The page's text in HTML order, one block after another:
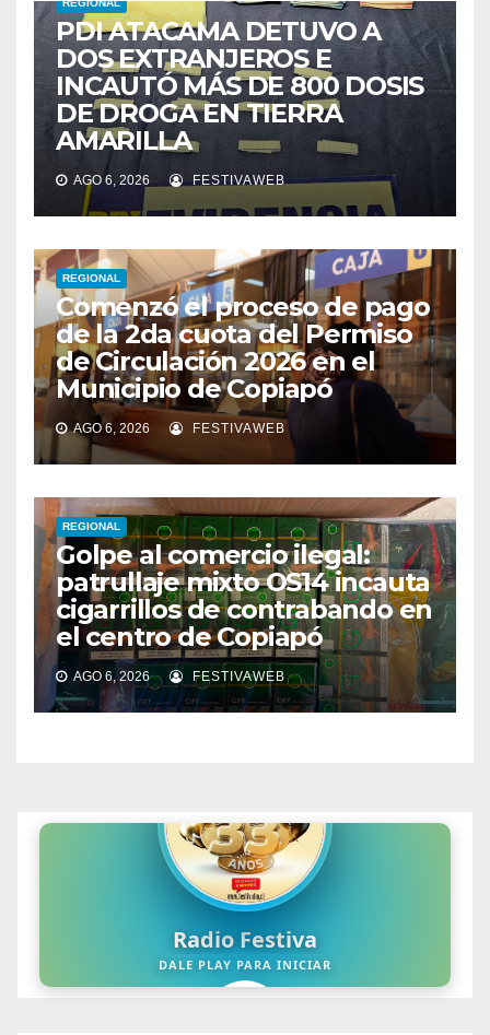
REGIONAL
PDI ATACAMA DETUVO A
DOS EXTRANJEROS E
INCAUTÓ MÁS DE 800 DOSIS
DE DROGA EN TIERRA
AMARILLA
AGO 6, 2026 FESTIVAWEB
REGIONAL
Comenzó el proceso de pago
de la 2da cuota del Permiso
de Circulación 2026 en el
Municipio de Copiapó
AGO 6, 2026 FESTIVAWEB
REGIONAL
Golpe al comercio ilegal:
patrullaje mixto OS14 incauta
cigarrillos de contrabando en
el centro de Copiapó
AGO 6, 2026 FESTIVAWEB